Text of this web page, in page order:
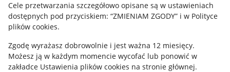
Cele przetwarzania szczegółowo opisane są w ustawieniach
dostępnych pod przyciskiem: “ZMIENIAM ZGODY” i w Polityce
plików cookies.
Zgodę wyrażasz dobrowolnie i jest ważna 12 miesięcy.
Możesz ją w każdym momencie wycofać lub ponowić w
zakładce Ustawienia plików cookies na stronie głównej.
Udostępnianie lokalizacji
Informacje dla Aktu o Usługach Cyfrowych
Pobierz aplikację